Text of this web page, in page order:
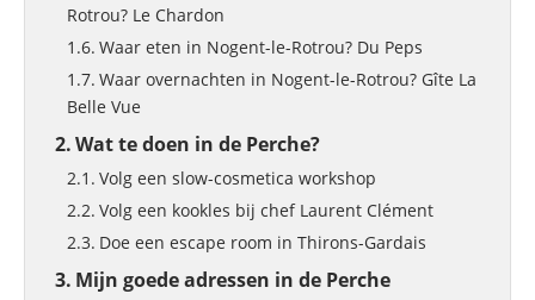
Rotrou? Le Chardon
Waar eten in Nogent-le-Rotrou? Du Peps
Waar overnachten in Nogent-le-Rotrou? Gîte La
Belle Vue
Wat te doen in de Perche?
Volg een slow-cosmetica workshop
Volg een kookles bij chef Laurent Clément
Doe een escape room in Thirons-Gardais
Mijn goede adressen in de Perche